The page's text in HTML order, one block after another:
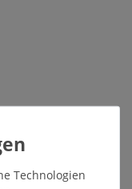
Technologien